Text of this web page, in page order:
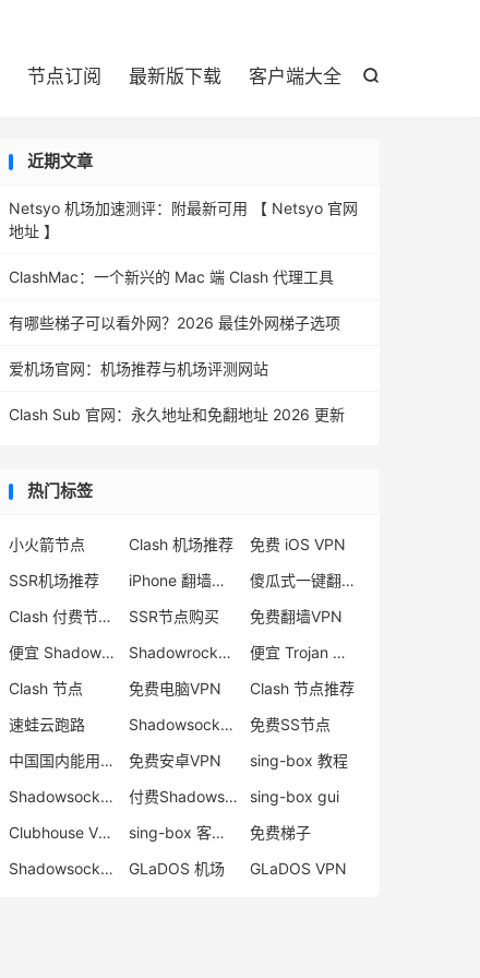

节点订阅 最新版下载 客户端大全
近期文章
Netsyo 机场加速测评：附最新可用 【 Netsyo 官网
地址 】
ClashMac：一个新兴的 Mac 端 Clash 代理工具
有哪些梯子可以看外网？2026 最佳外网梯子选项
爱机场官网：机场推荐与机场评测网站
Clash Sub 官网：永久地址和免翻地址 2026 更新
热门标签
小火箭节点 Clash 机场推荐
免费 iOS VPN
SSR机场推荐
iPhone 翻墙代理软件
傻瓜式一键翻墙VPN客户端
Clash 付费节点购买
SSR节点购买
免费翻墙VPN
便宜 Shadowsocks 购买
Shadowrocket 地址
便宜 Trojan 购买
Clash 节点
免费电脑VPN
Clash 节点推荐
速蛙云跑路
Shadowsocks 付费节点
免费SS节点
中国国内能用的翻墙VPN推荐
免费安卓VPN
sing-box 教程
Shadowsocks 节点哪里买
付费Shadowsocks推荐
sing-box gui
Clubhouse VPN
sing-box 客户端配置
免费梯子
Shadowsocks 服务器
GLaDOS 机场 GLaDOS VPN